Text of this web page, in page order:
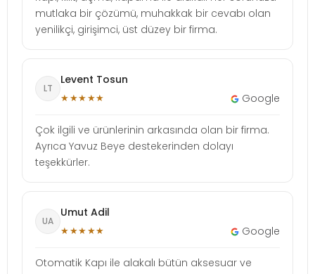
mutlaka bir çözümü, muhakkak bir cevabı olan
yenilikçi, girişimci, üst düzey bir firma.
LT
Levent Tosun
★★★★★ Google
Çok ilgili ve ürünlerinin arkasında olan bir firma.
Ayrıca Yavuz Beye destekerinden dolayı
teşekkürler.
UA
Umut Adil
★★★★★ Google
Otomatik Kapı ile alakalı bütün aksesuar ve